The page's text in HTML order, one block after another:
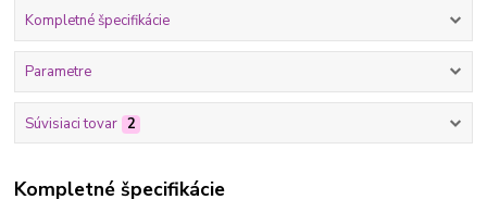
Kompletné špecifikácie
Parametre
Súvisiaci tovar 2
Kompletné špecifikácie